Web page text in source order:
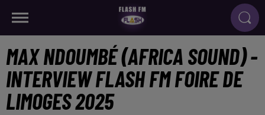
MAX NDOUMBÉ (AFRICA SOUND) -
INTERVIEW FLASH FM FOIRE DE
LIMOGES 2025